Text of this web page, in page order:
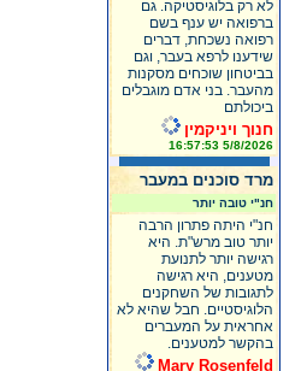
לא רק בלוגיסטיקה. גם
ברפואה יש ענף בשם
רפואה נשכחת, דברים
שידענו לרפא בעבר, וגם
בביטחון שוכחים מסקנות
מהעבר. בני אדם מוגבלים
ביכולתם
חנוך ויניקמין
5/8/2026 16:57:53
מרד סוכנים במעבר
חנ"י טובה יותר
חנ"י היתה פתרון הרבה
יותר טוב מרש"ת. היא
רגישה יותר לתנועת
מטענים, היא רגישה
לתגובות של השחקנים
הלוגיסטיים. חבל שהיא לא
אחראית על המעברים
בהקשר למטענים.
Mary Rosenfeld